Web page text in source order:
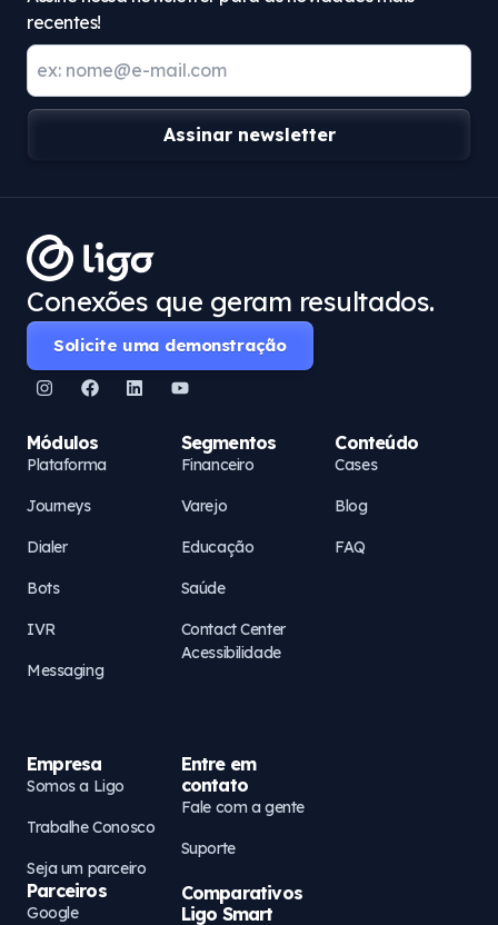
recentes!
Assinar newsletter
Conexões que geram resultados.
Solicite uma demonstração
Módulos
Plataforma
Journeys
Dialer
Bots
IVR
Messaging
Segmentos
Financeiro
Varejo
Educação
Saúde
Contact Center
Acessibilidade
Conteúdo
Cases
Blog
FAQ
Empresa
Somos a Ligo
Trabalhe Conosco
Seja um parceiro
Parceiros
Google
Entre em
contato
Fale com a gente
Suporte
Comparativos
Ligo Smart